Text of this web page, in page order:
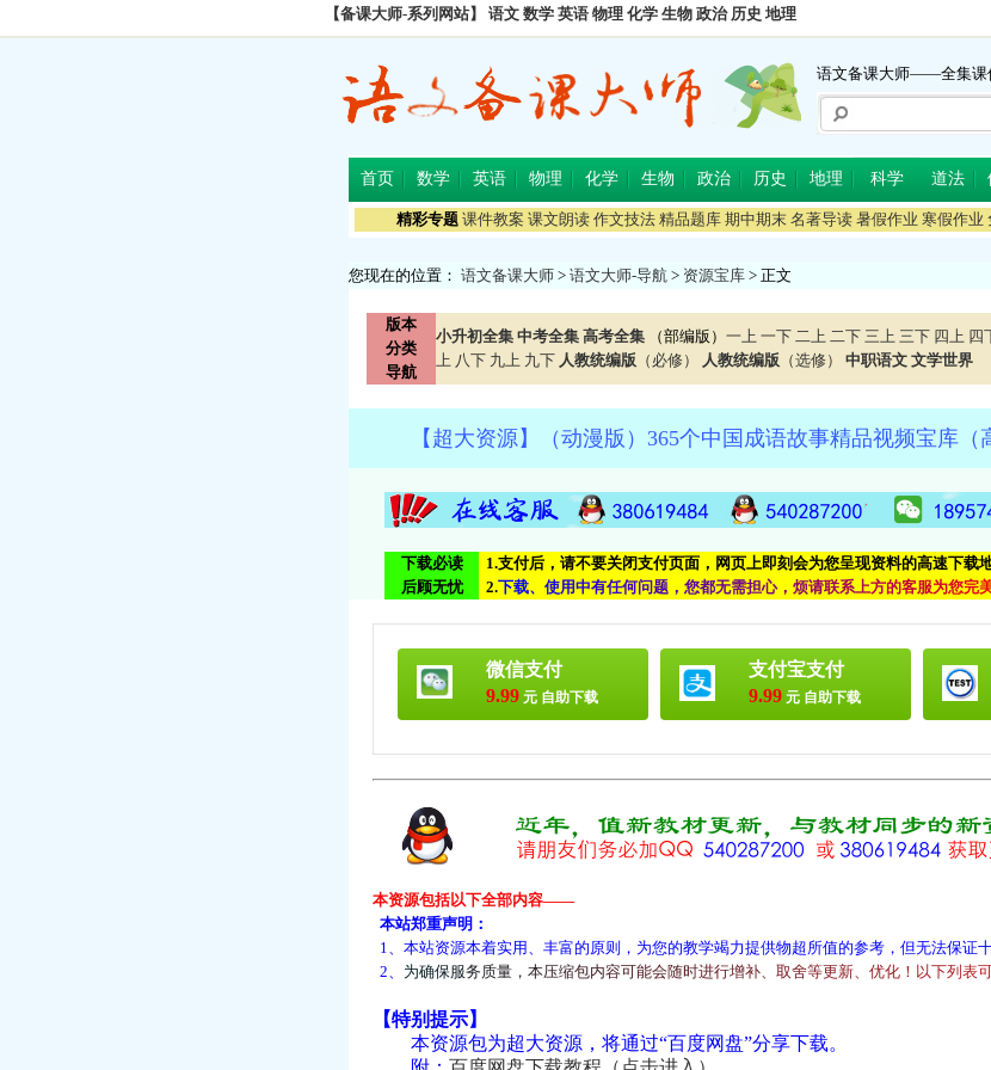
【备课大师-系列网站】 语文 数学 英语 物理 化学 生物 政治 历史 地理
语文备课大师——全集课
首页 数学 英语 物理 化学 生物 政治 历史 地理 科学 道法
精彩专题 课件教案 课文朗读 作文技法 精品题库 期中期末 名著导读 暑假作业 寒假作业
您现在的位置： 语文备课大师 > 语文大师-导航 > 资源宝库 > 正文
版本
分类
导航
小升初全集 中考全集 高考全集 （部编版） 一上 一下 二上 二下 三上 三下 四上 四
上 八下 九上 九下 人教统编版 （必修） 人教统编版 （选修） 中职语文 文学世界
【超大资源】（动漫版）365个中国成语故事精品视频宝库（
下载必读
后顾无忧
1.支付后，请不要关闭支付页面，网页上即刻会为您呈现资料的高速下载地
2.下载、 使用中有任何问题 ， 您都无需担心， 烦请联系上方的客服为您完
微信支付
9.99 元 自助下载
支付宝支付
9.99 元 自助下载
本资源包括以下全部内容——
本站郑重声明：
1、本站资源本着实用、丰富的原则，为您的教学竭力提供物超所值的参考，但无法保证
2、 为确保服务质量 ， 本压缩包内容可能会随时进行增补、 取舍等更新、 优化 ！ 以下列 表
【特别提示】
本资源包为超大资源，将通过“百度网盘”分享下载。